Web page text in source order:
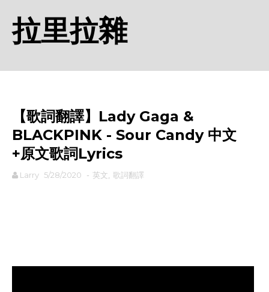
拉里拉雜
【歌詞翻譯】Lady Gaga &
BLACKPINK - Sour Candy 中文
+原文歌詞Lyrics
Larry 5/28/2020 - 英文 歌詞翻譯